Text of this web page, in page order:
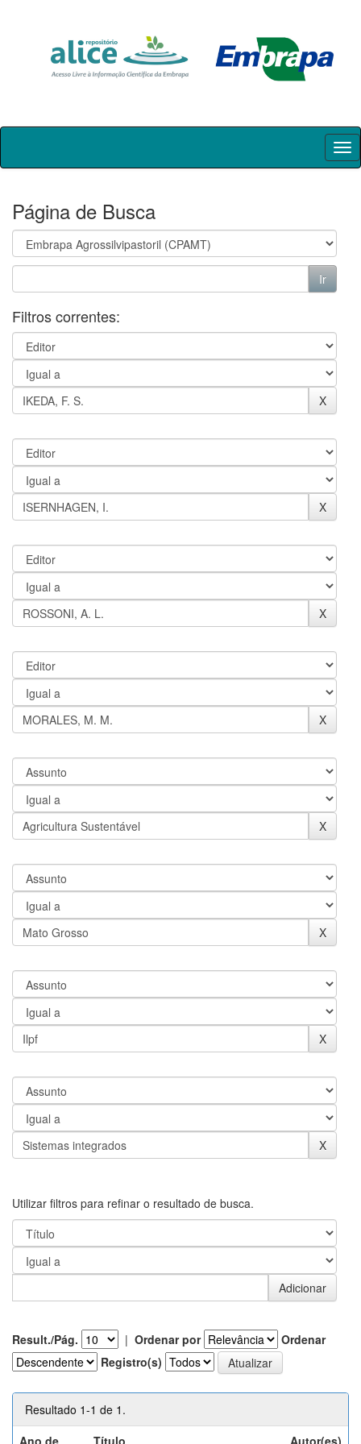
Skip
Página de Busca
Filtros correntes:
Utilizar filtros para refinar o resultado de busca.
Result./Pág. | Ordenar por
Ordenar
Registro(s)
Resultado 1-1 de 1.
Ano de
Título Autor(es)